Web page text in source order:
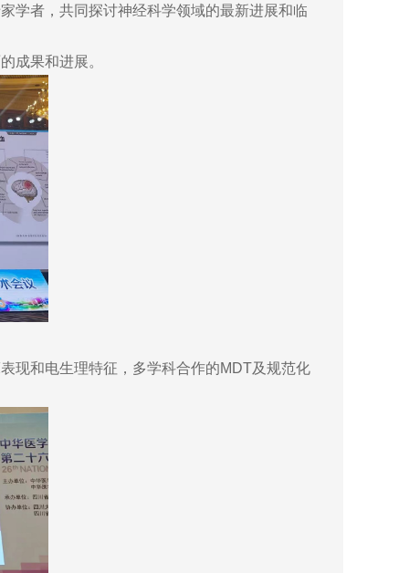
学者，共同探讨神经科学领域的最新进展和临
成果和进展。
和电生理特征，多学科合作的MDT及规范化